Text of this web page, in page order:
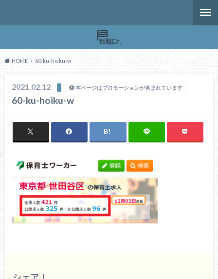
HOME 60-ku-hoiku-w
2021.02.12 本ページはプロモーションが含まれています
60-ku-hoiku-w